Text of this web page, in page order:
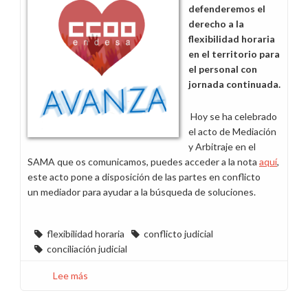
defenderemos el
derecho a la
flexibilidad horaria
en el territorio para
el personal con
jornada continuada.
Hoy se ha celebrado
el acto de Mediación
y Arbitraje en el
SAMA que os comunicamos, puedes acceder a la nota aquí,
este acto pone a disposición de las partes en conflicto
un mediador para ayudar a la búsqueda de soluciones.
flexibilidad horaria
conflicto judicial
conciliación judicial
Lee más